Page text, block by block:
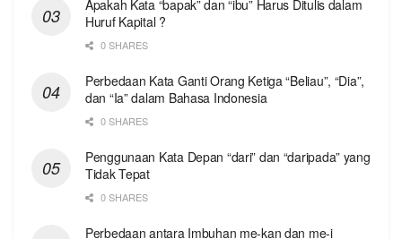
Apakah Kata “bapak” dan “ibu” Harus Ditulis dalam
Huruf Kapital ?
0 SHARES
Perbedaan Kata Ganti Orang Ketiga “Beliau”, “Dia”,
dan “Ia” dalam Bahasa Indonesia
0 SHARES
Penggunaan Kata Depan “dari” dan “daripada” yang
Tidak Tepat
0 SHARES
Perbedaan antara Imbuhan me-kan dan me-i